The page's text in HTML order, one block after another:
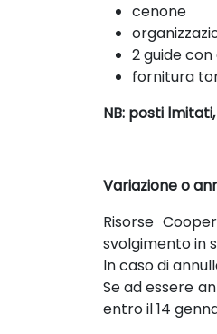
cenone
2 guide con
fornitura
NB: posti
Variazione o
Risorse
svolgimento in
In caso di
Se ad essere
entro il 14